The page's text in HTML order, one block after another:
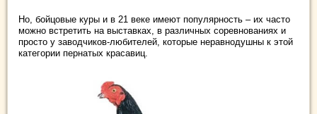
Но, бойцовые куры и в 21 веке имеют популярность – их часто
можно встретить на выставках, в различных соревнованиях и
просто у заводчиков-любителей, которые неравнодушны к этой
категории пернатых красавиц.